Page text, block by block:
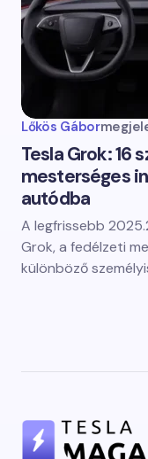
Lőkös Gábor
Tesla Grok: 16
mesterséges
autódba
A legfrissebb
Grok, a fedélzeti
különböző